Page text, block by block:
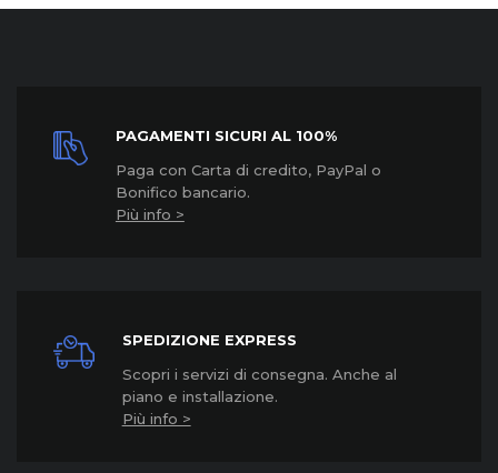
PAGAMENTI SICURI AL 100%
Paga con Carta di credito, PayPal o
Bonifico bancario.
Più info >
SPEDIZIONE EXPRESS
Scopri i servizi di consegna. Anche al
piano e installazione.
Più info >